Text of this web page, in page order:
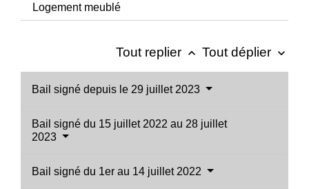
Logement meublé
Tout replier keyboard_arrow_up Tout déplier keyboard_arrow_down
Bail signé depuis le 29 juillet 2023
Bail signé du 15 juillet 2022 au 28 juillet
2023
Bail signé du 1er au 14 juillet 2022